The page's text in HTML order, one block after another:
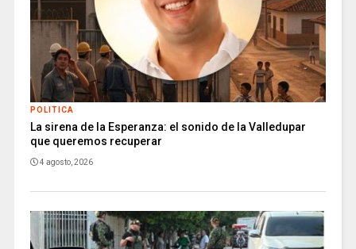
POLITICA
La sirena de la Esperanza: el sonido de la Valledupar
que queremos recuperar
4 agosto, 2026